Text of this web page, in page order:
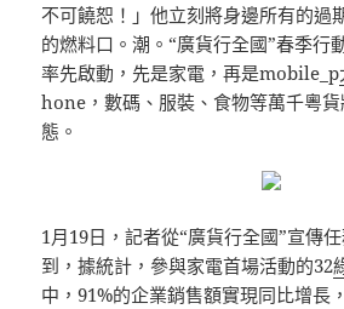
不可饒恕！」他立刻將身邊所有的過
的燃料口。潮。“廣貨行全國”春季行
率先啟動，先是家電，再是mobile_p
hone，數碼、服裝、食物等萬千粵
態。
1月19日，記者從“廣貨行全國”宣傳
到，據統計，參與家電首場活動的32
中，91%的企業銷售額實現同比增長